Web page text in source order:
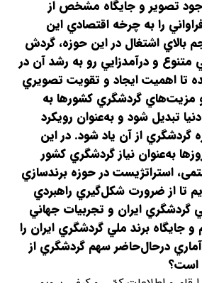
تصوير و جايگاه مشخص از
را به چرخه اقتصادي اين
بالاي اشتغال در اين حوزه، گردش
متنوع و درآمدزايي رو به رشد آن در
تا اهميت ايجاد و تقويت تصويري
مزيت‌هاي گردشگري کشورها به
تبديل شود و به‌عنوان رويکرد
گردشگري از آن ياد شود. در اين
به‌عنوان نياز گردشگري کشور
استراتژيست در حوزه برندسازي
تا از ضرورت شکل‌گيري راهبردي
ايران و تجربيات جهاني
جايگاه برند ملي گردشگري ايران را
در‌حال‌حاضر سهم گردشگري از
است؟